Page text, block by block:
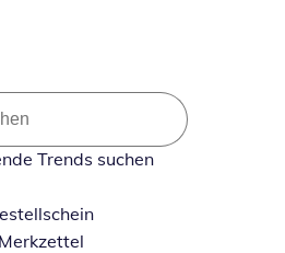
Trends suchen
Merkzettel